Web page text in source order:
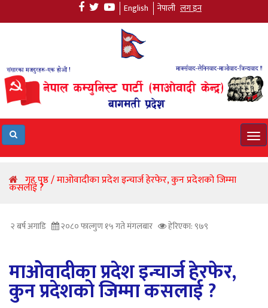
English नेपाली लग इन
गृह पृष्ठ / माओवादीका प्रदेश इन्चार्ज हेरफेर, कुन प्रदेशको जिम्मा
कसलाई ?
२ बर्ष अगाडि २०८० फाल्गुण १५ गते मंगलबार हेरिएका: ९७९
माओवादीका प्रदेश इन्चार्ज हेरफेर,
कुन प्रदेशको जिम्मा कसलाई ?